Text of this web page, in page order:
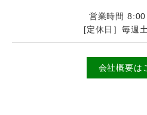
営業時間
[定休日］毎週
会社概要は